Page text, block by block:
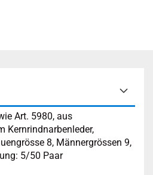
Art. 5980, aus
Kernrindnarbenleder,
8, Männergrössen 9,
5/50 Paar